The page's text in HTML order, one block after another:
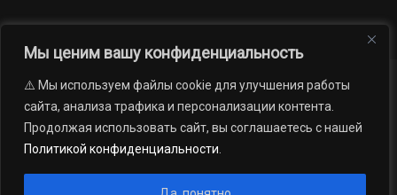
Мы ценим вашу конфиденциальность
⚠️ Мы используем файлы cookie для улучшения работы
сайта, анализа трафика и персонализации контента.
Продолжая использовать сайт, вы соглашаетесь с нашей
Политикой конфиденциальности
Новости Наши проекты
Официально
АРХИВ
16+
газеты «Миасский рабочий»; Областное государственное учреждение
«Издательский дом «Губерния». Все права защищены.